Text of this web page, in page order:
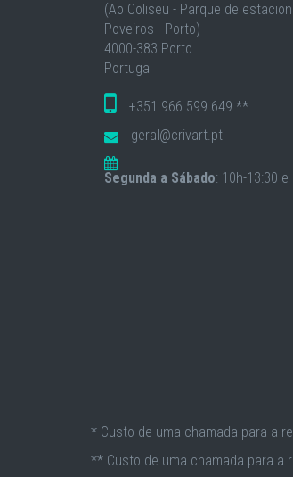
(Ao Coliseu - Parque de
Poveiros - Porto)
4000-383 Porto
Portugal
+351 966 599 649 **
geral@crivart.pt
Segunda a Sábado: 10h-13:30 e
* Custo de uma chamada para a
** Custo de uma chamada para a